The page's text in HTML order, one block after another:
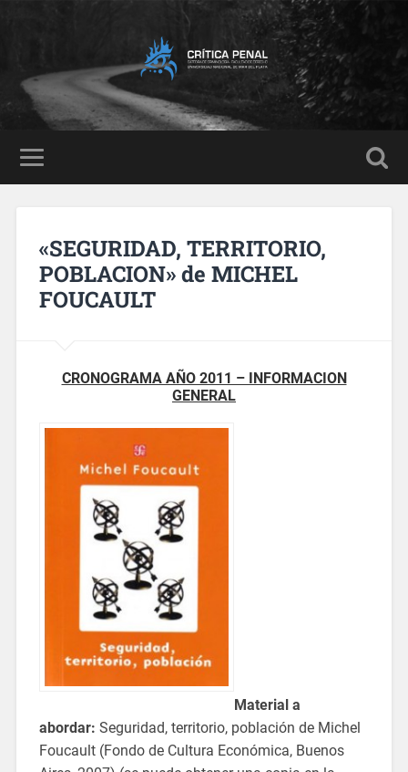
«SEGURIDAD, TERRITORIO,
POBLACION» de MICHEL
FOUCAULT
CRONOGRAMA AÑO 2011 – INFORMACION
GENERAL
Material a
abordar: Seguridad, territorio, población de Michel
Foucault (Fondo de Cultura Económica, Buenos